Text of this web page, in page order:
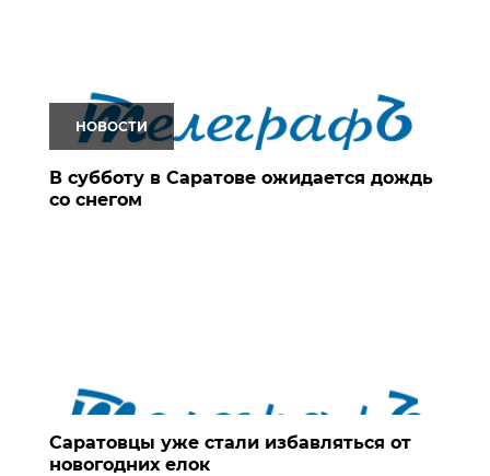
НОВОСТИ
В субботу в Саратове ожидается дождь
со снегом
Саратовцы уже стали избавляться от
новогодних елок